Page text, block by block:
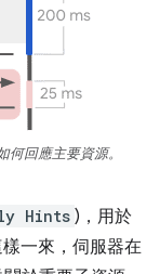
回應主要資源。
Hints )，用於
一來，伺服器在